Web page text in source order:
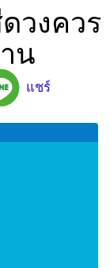
วงควร
น
แชร์